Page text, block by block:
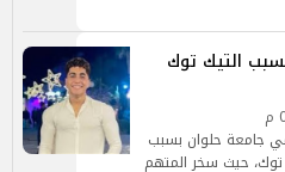
التيك توك
جامعة حلوان بسبب
حيث سخر المتهم